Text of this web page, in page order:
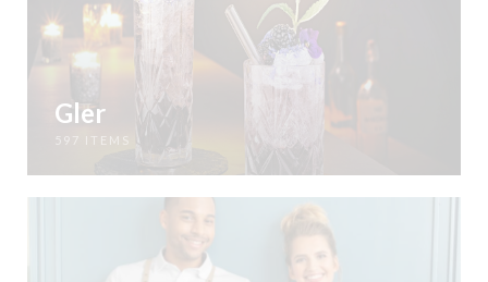
Gler
597 ITEMS